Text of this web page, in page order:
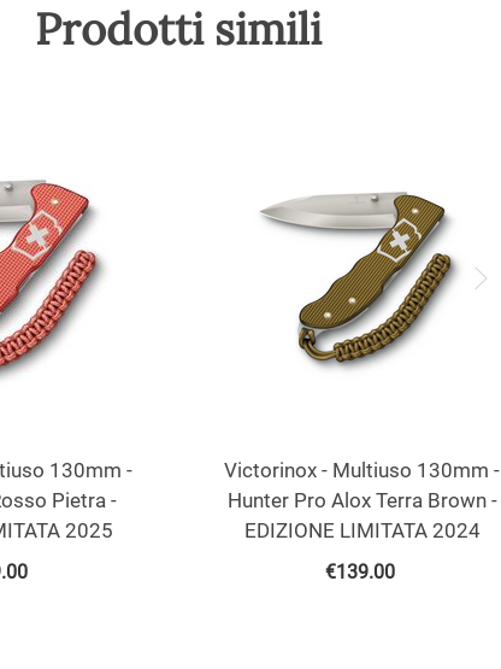
Prodotti simili
130mm -
Pietra -
2025
Victorinox - Multiuso 130mm -
Hunter Pro Alox Terra Brown -
EDIZIONE LIMITATA 2024
€139.00